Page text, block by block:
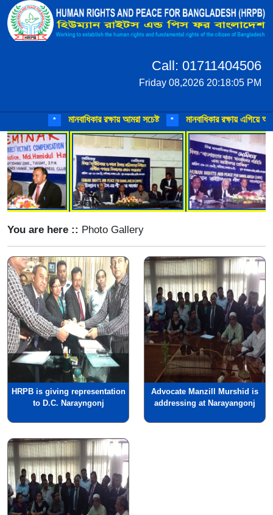
Call: 01711404506
Friday 08,2026 20:18:05 PM
মানবাধিকার রক্ষায় আমরা সচেষ্ট মানবাধিকার রক্ষায় এগিয়ে আসুন
You are here :: Photo Gallery
HRPB is giving representation
to D.C. Narayngonj
Advocate Manzill Murshid is
addressing at Narayangonj